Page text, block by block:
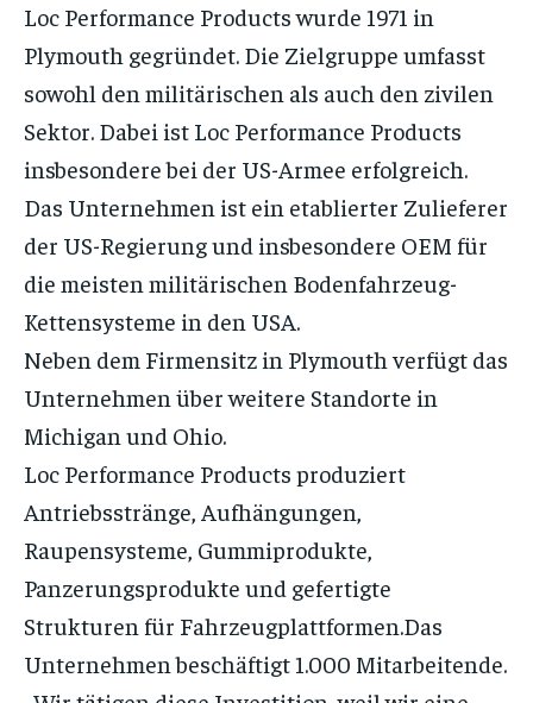
Loc Performance Products wurde 1971 in
Plymouth gegründet. Die Zielgruppe umfasst
sowohl den militärischen als auch den zivilen
Sektor. Dabei ist Loc Performance Products
insbesondere bei der US-Armee erfolgreich.
Das Unternehmen ist ein etablierter Zulieferer
der US-Regierung und insbesondere OEM für
die meisten militärischen Bodenfahrzeug-
Kettensysteme in den USA.
Neben dem Firmensitz in Plymouth verfügt das
Unternehmen über weitere Standorte in
Michigan und Ohio.
Loc Performance Products produziert
Antriebsstränge, Aufhängungen,
Raupensysteme, Gummiprodukte,
Panzerungsprodukte und gefertigte
Strukturen für Fahrzeugplattformen.Das
Unternehmen beschäftigt 1.000 Mitarbeitende.